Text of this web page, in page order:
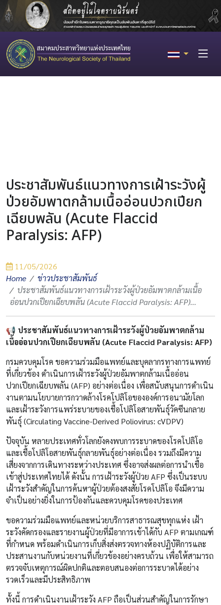
ประชาสัมพันธ์แนวทางการเฝ้าระวังผู้
ป่วยอัมพาตกล้ามเนื้ออ่อนปวกเปียก
เฉียบพลัน (Acute Flaccid
Paralysis: AFP)
11/05/2026
Home
ข่าวประชาสัมพันธ์
ประชาสัมพันธ์แนวทางการเฝ้าระวังผู้ป่วยอัมพาตกล้ามเนื้อ
อ่อนปวกเปียกเฉียบพลัน (Acute Flaccid Paralysis: AFP)...
📢 ประชาสัมพันธ์แนวทางการเฝ้าระวังผู้ป่วยอัมพาตกล้าม
เนื้ออ่อนปวกเปียกเฉียบพลัน (Acute Flaccid Paralysis: AFP)
กรมควบคุมโรค ขอความร่วมมือแพทย์และบุคลากรทางการแพทย์
ที่เกี่ยวข้อง ดำเนินการเฝ้าระวังผู้ป่วยอัมพาตกล้ามเนื้ออ่อน
ปวกเปียกเฉียบพลัน (AFP) อย่างต่อเนื่อง เพื่อสนับสนุนการดำเนิน
งานตามนโยบายการกวาดล้างโรคโปลิโอขององค์การอนามัยโลก
และเฝ้าระวังการแพร่ระบายของเชื้อโปลิโอสายพันธุ์วัคซีนกลาย
พันธุ์ (Circulating Vaccine-Derived Poliovirus: cVDPV)
ปัจจุบัน หลายประเทศทั่วโลกยังคงพบการระบาดของโรคโปลิโอ
และเชื้อโปลิโอสายพันธุ์กลายพันธุ์อย่างต่อเนื่อง รวมถึงมีความ
เสี่ยงจากการเดินทางระหว่างประเทศ ซึ่งอาจส่งผลต่อการนำเชื้อ
เข้าสู่ประเทศไทยได้ ดังนั้น การเฝ้าระวังผู้ป่วย AFP ซึ่งเป็นระบบ
เฝ้าระวังสำคัญในการค้นหาผู้ป่วยต้องสงสัยโรคโปลิโอ จึงมีความ
จำเป็นอย่างยิ่งในการป้องกันและควบคุมโรคของประเทศ
ขอความร่วมมือแพทย์และหน่วยบริการสาธารณสุขทุกแห่ง เฝ้า
ระวังคัดกรองและรายงานผู้ป่วยที่มีอาการเข้าได้กับ AFP ตามเกณฑ์
ที่กำหนด พร้อมดำเนินการเก็บสิ่งส่งตรวจทางห้องปฏิบัติการและ
ประสานงานกับหน่วยงานที่เกี่ยวข้องอย่างครบถ้วน เพื่อให้สามารถ
ตรวจจับเหตุการณ์ผิดปกติและตอบสนองต่อการระบาดได้อย่าง
รวดเร็วและมีประสิทธิภาพ
ทั้งนี้ การดำเนินงานเฝ้าระวัง AFP ถือเป็นส่วนสำคัญในการรักษา